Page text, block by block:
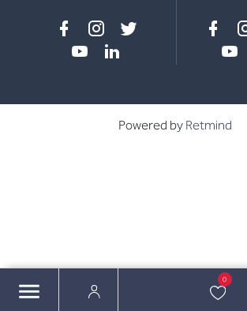
0
Facebook
instagram
twitter
Powered by Retmind